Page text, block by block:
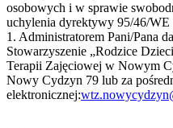
osobowych i w sprawie
uchylenia dyrektywy 95/46/
1. Administratorem Pani/Pana
Stowarzyszenie „Rodzice
Terapii Zajęciowej w Nowym
Nowy Cydzyn 79 lub za
elektronicznej: